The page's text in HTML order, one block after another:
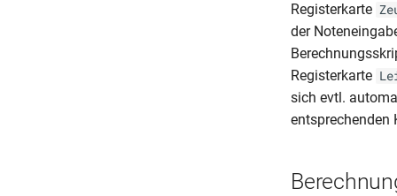
Registerkarte
der
Registerkarte
sich evtl.
entsprechenden